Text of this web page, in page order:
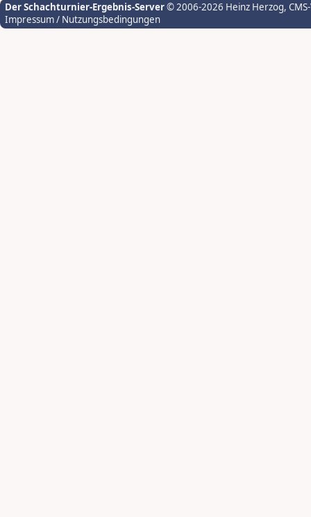
Der Schachturnier-Ergebnis-Server© 2006-2026 Heinz Herzog,
Impressum / Nutzungsbedingungen